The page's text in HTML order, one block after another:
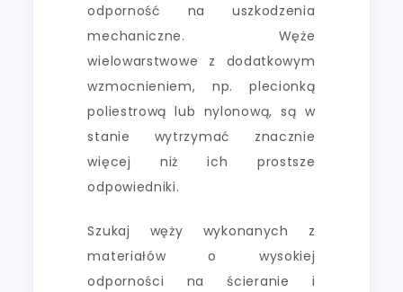
odporność na uszkodzenia
mechaniczne. Węże
wielowarstwowe z dodatkowym
wzmocnieniem, np. plecionką
poliestrową lub nylonową, są w
stanie wytrzymać znacznie
więcej niż ich prostsze
odpowiedniki.
Szukaj węży wykonanych z
materiałów o wysokiej
odporności na ścieranie i